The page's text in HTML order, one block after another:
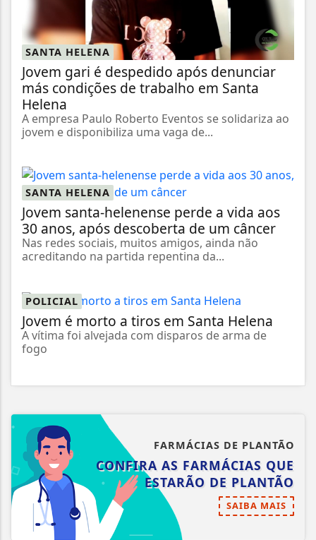
SANTA HELENA
Jovem gari é despedido após denunciar
más condições de trabalho em Santa
Helena
A empresa Paulo Roberto Eventos se solidariza ao
jovem e disponibiliza uma vaga de...
SANTA HELENA
Jovem santa-helenense perde a vida aos
30 anos, após descoberta de um câncer
Nas redes sociais, muitos amigos, ainda não
acreditando na partida repentina da...
POLICIAL
Jovem é morto a tiros em Santa Helena
A vítima foi alvejada com disparos de arma de
fogo
FARMÁCIAS DE PLANTÃO
CONFIRA AS FARMÁCIAS QUE
ESTARÃO DE PLANTÃO
SAIBA MAIS